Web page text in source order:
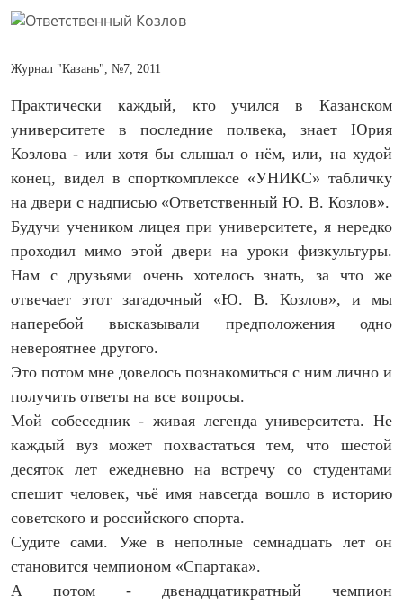
Журнал "Казань", №7, 2011
Практически каждый, кто учился в Казанском
университете в последние полвека, знает Юрия
Козлова - или хотя бы слышал о нём, или, на худой
конец, видел в спорткомплексе «УНИКС» табличку
на двери с надписью «Ответственный Ю. В. Козлов».
Будучи учеником лицея при университете, я нередко
проходил мимо этой двери на уроки физкультуры.
Нам с друзьями очень хотелось знать, за что же
отвечает этот загадочный «Ю. В. Козлов», и мы
наперебой высказывали предположения одно
невероятнее другого.
Это потом мне довелось познакомиться с ним лично и
получить ответы на все вопросы.
Мой собеседник - живая легенда университета. Не
каждый вуз может похвастаться тем, что шестой
десяток лет ежедневно на встречу со студентами
спешит человек, чьё имя навсегда вошло в историю
советского и российского спорта.
Судите сами. Уже в неполные семнадцать лет он
становится чемпионом «Спартака».
А потом - двенадцатикратный чемпион